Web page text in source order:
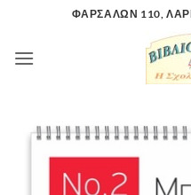
περιεχόμενο
ΦΑΡΣΑΛΩΝ 110,